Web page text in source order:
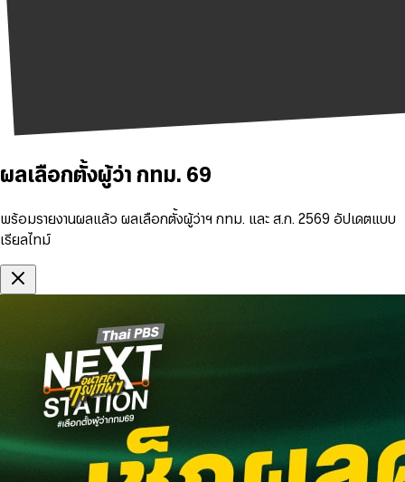
ผลเลือกตั้งผู้ว่า กทม. 69
พร้อมรายงานผลแล้ว ผลเลือกตั้งผู้ว่าฯ กทม. และ ส.ก. 2569 อัปเดตแบบ
เรียลไทม์